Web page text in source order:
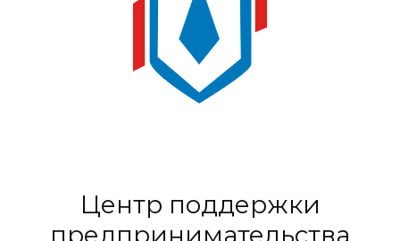
Центр поддержки
предпринимательства